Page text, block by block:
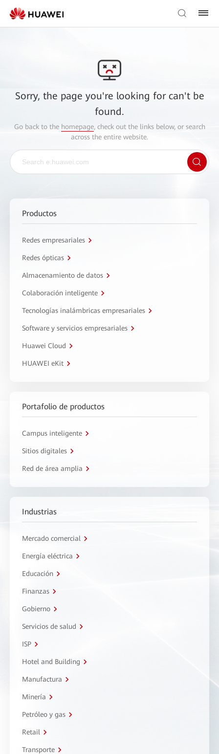
Sorry, the page you're looking for can't be
found.
Go back to the homepage, check out the links below, or search
across the entire website.
Productos
Redes empresariales
Redes ópticas
Almacenamiento de datos
Colaboración inteligente
Tecnologías inalámbricas empresariales
Software y servicios empresariales
Huawei Cloud
HUAWEI eKit
Portafolio de productos
Campus inteligente
Sitios digitales
Red de área amplia
Industrias
Mercado comercial
Energía eléctrica
Educación
Finanzas
Gobierno
Servicios de salud
ISP
Hotel and Building
Manufactura
Minería
Petróleo y gas
Retail
Transporte